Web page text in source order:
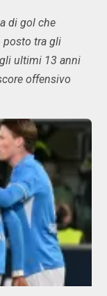
di gol che
posto tra gli
ultimi 13 anni
offensivo